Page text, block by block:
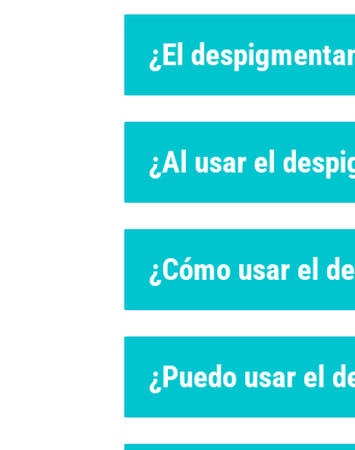
¿El
¿Al usar el
¿Cómo usar el
¿Puedo usar el